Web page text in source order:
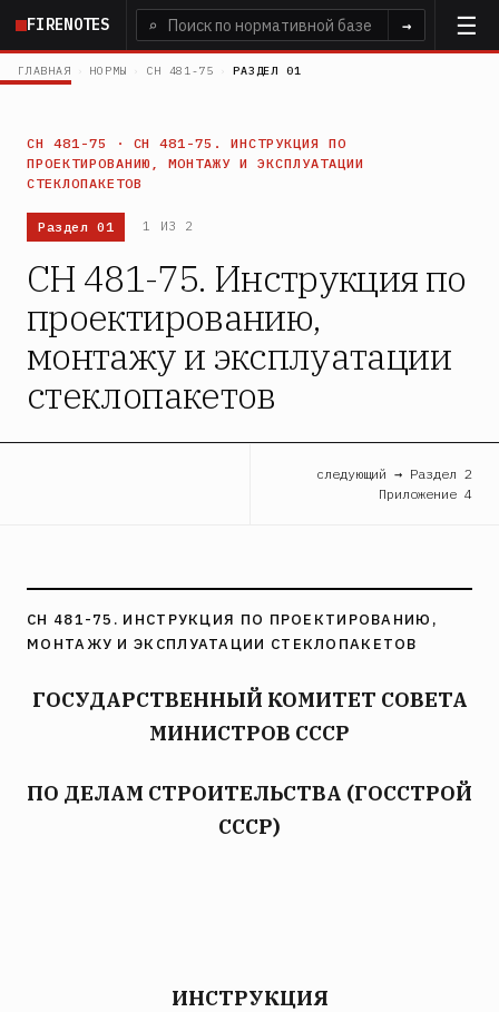
Перейти
основному
FIRENOTES ⌕ →
ГЛАВНАЯ › НОРМЫ › СН 481-75 › РАЗДЕЛ 01
СН 481-75 · СН 481-75. ИНСТРУКЦИЯ ПО
ПРОЕКТИРОВАНИЮ, МОНТАЖУ И ЭКСПЛУАТАЦИИ
СТЕКЛОПАКЕТОВ
Раздел 01 1 ИЗ 2
СН 481-75. Инструкция по
проектированию,
монтажу и эксплуатации
стеклопакетов
следующий → Раздел 2
Приложение 4
СН 481-75. ИНСТРУКЦИЯ ПО ПРОЕКТИРОВАНИЮ,
МОНТАЖУ И ЭКСПЛУАТАЦИИ СТЕКЛОПАКЕТОВ
ГОСУДАРСТВЕННЫЙ КОМИТЕТ СОВЕТА
МИНИСТРОВ СССР
ПО ДЕЛАМ СТРОИТЕЛЬСТВА (ГОССТРОЙ
СССР)
ИНСТРУКЦИЯ